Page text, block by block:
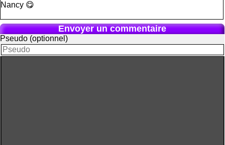
Nancy 😋
Envoyer un commentaire
Pseudo (optionnel)